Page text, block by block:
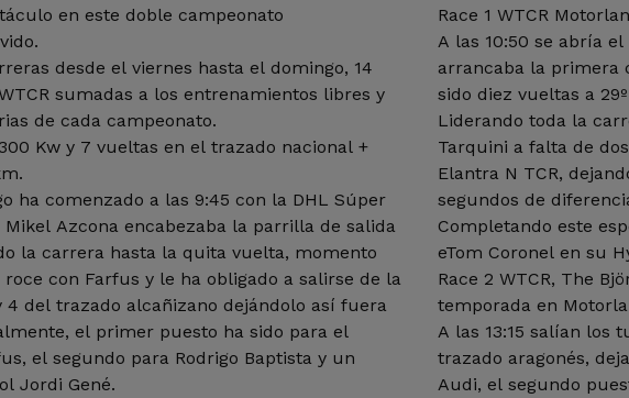
en este doble campeonato
desde el viernes hasta el domingo, 14
sumadas a los entrenamientos libres y
de cada campeonato.
Kw y 7 vueltas en el trazado nacional +
ha comenzado a las 9:45 con la DHL Súper
Mikel Azcona encabezaba la parrilla de salida
la carrera hasta la quita vuelta, momento
con Farfus y le ha obligado a salirse de la
del trazado alcañizano dejándolo así fuera
el primer puesto ha sido para el
el segundo para Rodrigo Baptista y un
Jordi Gené.
Race 1 WTCR
A las 10:50 se abría
arrancaba la primera
sido diez vueltas a
Liderando toda la
Tarquini a falta de
Elantra N TCR,
segundos de
Completando este
eTom Coronel en su
Race 2 WTCR, The
temporada en
A las 13:15 salían los
trazado aragonés,
Audi, el segundo